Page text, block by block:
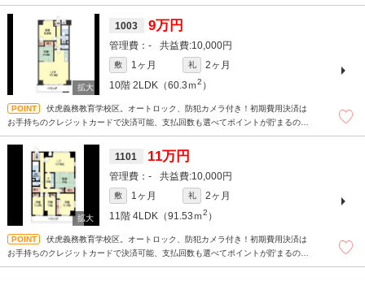
じてポイントが貯まります。
1003 9万円
- 10,000円
敷 1ヶ月 礼
2ヶ月
10階 2LDK（60.3ｍ2 ）
伏虎義務教育学校区。オートロック、防犯カメラ付き！初期費用決済は
お手持ちのクレジットカードで決済可能、支払回数も選べてポイントが貯まるので
じてポイントが貯まります。
1101 11万円
- 10,000円
敷 1ヶ月 礼
2ヶ月
11階 4LDK（91.53ｍ2 ）
伏虎義務教育学校区。オートロック、防犯カメラ付き！初期費用決済は
お手持ちのクレジットカードで決済可能、支払回数も選べてポイントが貯まるので